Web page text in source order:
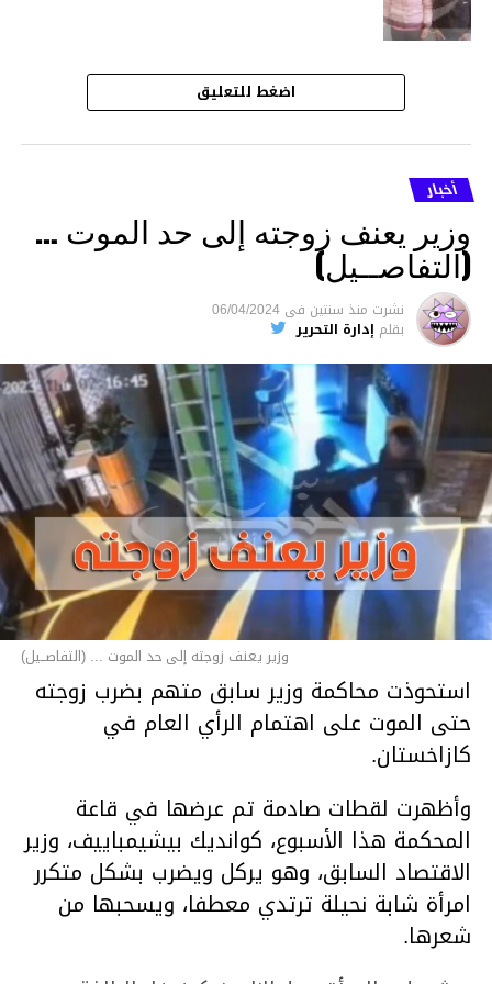
اضغط للتعليق
أخبار
وزير يعنف زوجته إلى حد الموت …
(التفاصــيل)
نشرت منذ سنتين فى 06/04/2024
بقلم إدارة التحرير
وزير يعنف زوجته إلى حد الموت ... (التفاصــيل)
استحوذت محاكمة وزير سابق متهم بضرب زوجته
حتى الموت على اهتمام الرأي العام في
كازاخستان.
وأظهرت لقطات صادمة تم عرضها في قاعة
المحكمة هذا الأسبوع، كوانديك بيشيمباييف، وزير
الاقتصاد السابق، وهو يركل ويضرب بشكل متكرر
امرأة شابة نحيلة ترتدي معطفا، ويسحبها من
شعرها.